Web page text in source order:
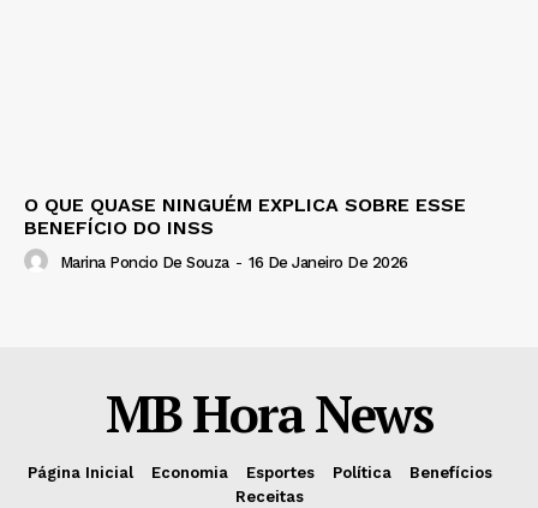
O QUE QUASE NINGUÉM EXPLICA SOBRE ESSE
BENEFÍCIO DO INSS
Marina Poncio De Souza - 16 De Janeiro De 2026
MB Hora News
Página Inicial Economia Esportes Política
Benefícios
Receitas